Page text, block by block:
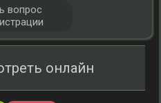
онлайн
вопрос